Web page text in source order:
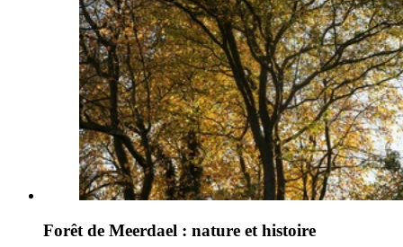
Forêt de Meerdael : nature et histoire